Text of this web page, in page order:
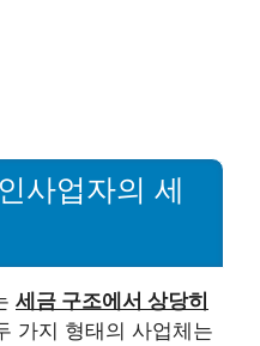
사업자의 세
세금 구조에서 상당히
가지 형태의 사업체는